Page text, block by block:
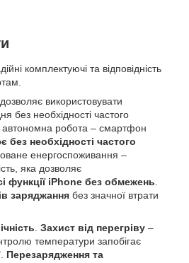
комплектуючі та відповідність
дозволяє використовувати
без необхідності частого
робота – смартфон
без необхідності частого
енергоспоживання –
яка дозволяє
функції iPhone без обмежень
заряджання без значної втрати
Захист від перегріву –
температури запобігає
Перезарядження та